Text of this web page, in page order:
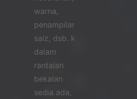
warna,
penampilan,
saiz, dsb. ke
dalam
rantaian
bekalan
sedia ada,